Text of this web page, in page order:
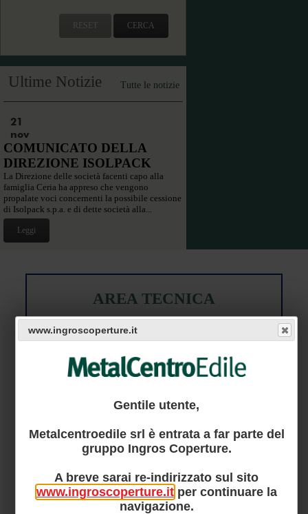
RESET CERCA
Ultime Notizie Tutte le notizie
21
nov
COMUNICATO DELLA
DIREZIONE ISOLPACK
La Direzione delle società facenti capo alla
famiglia Ceria ha appreso che vengono
propalate voci concernenti la possibile cessione
di Isolpack s.p.a. e di dette società alla...
Leggi
AREA TECNICA
Questa sezione è completamente dedicata al mondo
della progettazione e raccoglie tutto ciò che
Attraverso questa sezione vengono rese disponibili
preziose raccolte da collezionare di particolari
Vai alla pagina
www.ingroscoperture.it
Gentile utente,
Metalcentroedile srl è entrata a far parte del
gruppo Ingros Coperture.
A breve sarai re-indirizzato sul sito
www.ingroscoperture.itper continuare la
navigazione.